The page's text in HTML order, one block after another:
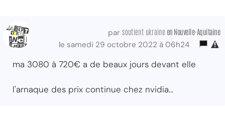
parsoutient ukraine en Nouvelle-Aquitaine
le samedi 29 octobre 2022 à 06h24
ma 3080 à 720€ a de beaux jours devant elle
l'arnaque des prix continue chez nvidia...